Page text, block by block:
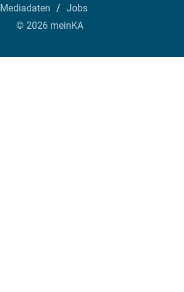
Mediadaten
Jobs
© 2026 meinKA